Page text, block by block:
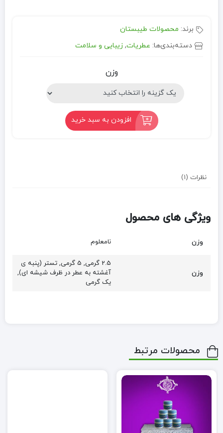
برند: محصولات طیبستان
دسته‌بندی‌ها: عطریات, زیبایی و سلامت
وزن
افزودن به سبد خرید
نظرات (1)
ویژگی های محصول
وزن نامعلوم
وزن
2.5 گرمی, 5 گرمی, تستر (پنبه ی
آغشته به عطر در ظرف شیشه ای),
یک گرمی
محصولات مرتبط